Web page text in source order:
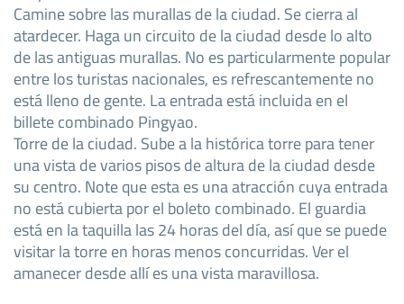
Camine sobre las murallas de la ciudad. Se cierra al
atardecer. Haga un circuito de la ciudad desde lo alto
de las antiguas murallas. No es particularmente popular
entre los turistas nacionales, es refrescantemente no
está lleno de gente. La entrada está incluida en el
billete combinado Pingyao.
Torre de la ciudad. Sube a la histórica torre para tener
una vista de varios pisos de altura de la ciudad desde
su centro. Note que esta es una atracción cuya entrada
no está cubierta por el boleto combinado. El guardia
está en la taquilla las 24 horas del día, así que se puede
visitar la torre en horas menos concurridas. Ver el
amanecer desde allí es una vista maravillosa.